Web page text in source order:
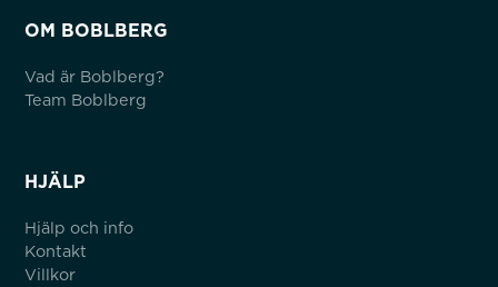
OM BOBLBERG
Vad är Boblberg?
Team Boblberg
HJÄLP
Hjälp och info
Kontakt
Villkor